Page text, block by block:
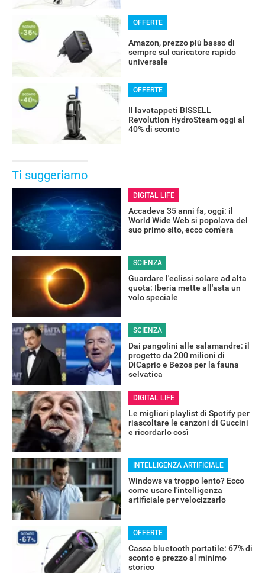
RECENSIONI
OFFERTE
Amazon, prezzo più basso di
sempre sul caricatore rapido
universale
OFFERTE
Il lavatappeti BISSELL
Revolution HydroSteam oggi al
40% di sconto
Ti suggeriamo
DIGITAL LIFE
Accadeva 35 anni fa, oggi: il
World Wide Web si popolava del
suo primo sito, ecco com'era
SCIENZA
Guardare l'eclissi solare ad alta
quota: Iberia mette all'asta un
volo speciale
SCIENZA
Dai pangolini alle salamandre: il
progetto da 200 milioni di
DiCaprio e Bezos per la fauna
selvatica
DIGITAL LIFE
Le migliori playlist di Spotify per
riascoltare le canzoni di Guccini
e ricordarlo così
INTELLIGENZA ARTIFICIALE
Windows va troppo lento? Ecco
come usare l'intelligenza
artificiale per velocizzarlo
OFFERTE
Cassa bluetooth portatile: 67% di
sconto e prezzo al minimo
storico